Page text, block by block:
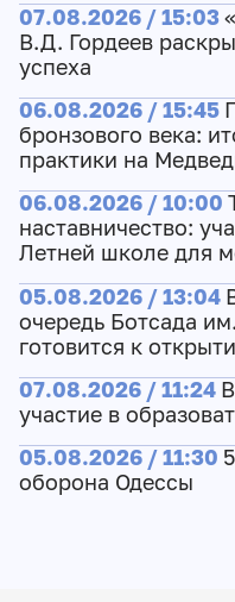
07.08.2026 / 15:03
В.Д. Гордеев
успеха
06.08.2026 / 15:45
бронзового века:
практики на
06.08.2026 / 10:00
наставничество:
Летней школе для
05.08.2026 / 13:04
очередь Ботсада
готовится к
07.08.2026 / 11:24
участие в
05.08.2026 / 11:30
оборона Одессы